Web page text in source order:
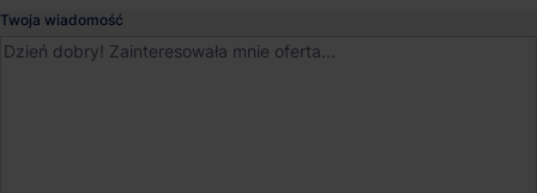
Dostępność Od zaraz
Twoja wiadomość